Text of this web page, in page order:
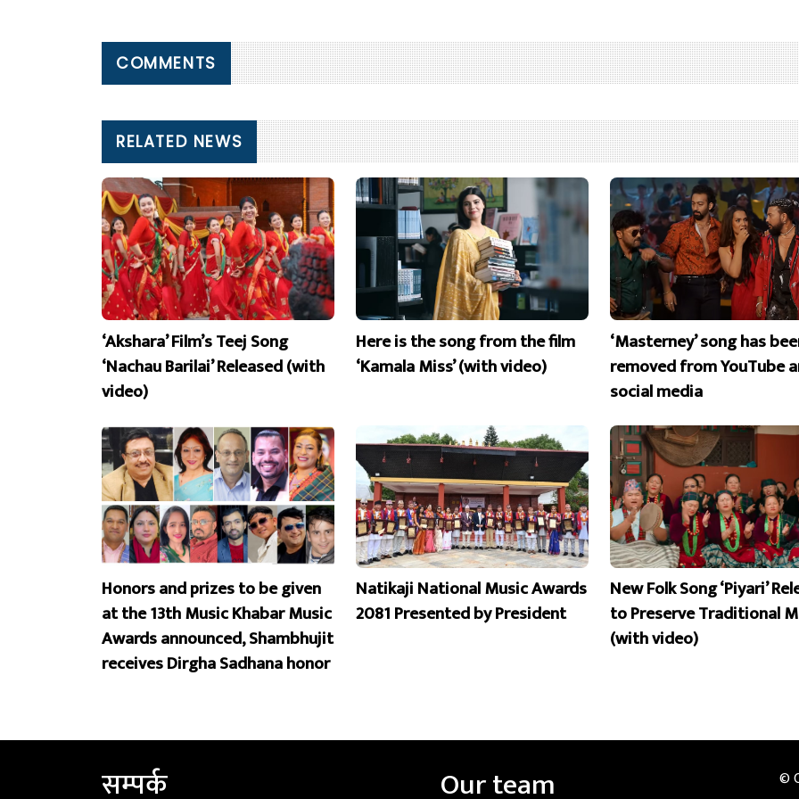
COMMENTS
RELATED NEWS
‘Akshara’ Film’s Teej Song
‘Nachau Barilai’ Released (with
video)
Here is the song from the film
‘Kamala Miss’ (with video)
‘Masterney’ song has
removed from YouTube
social media
Honors and prizes to be given
at the 13th Music Khabar Music
Awards announced, Shambhujit
receives Dirgha Sadhana honor
Natikaji National Music Awards
2081 Presented by President
New Folk Song ‘Piyari’
to Preserve Traditional
(with video)
सम्पर्क Our team ©